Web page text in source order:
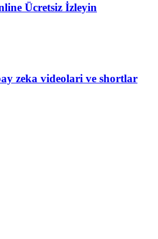
Ücretsiz İzleyin
zeka videolari ve shortlar